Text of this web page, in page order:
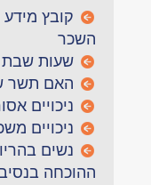
קובץ
השכר
שעות שבת
האם תשר
ניכויים
ניכויים
נשים
ההוכחה